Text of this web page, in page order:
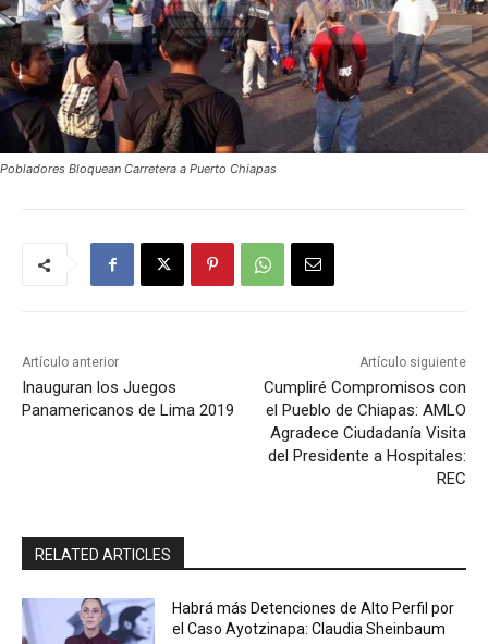
Pobladores Bloquean Carretera a Puerto Chiapas
Artículo anterior
Inauguran los Juegos
Panamericanos de Lima 2019
Artículo siguiente
Cumpliré Compromisos con
el Pueblo de Chiapas: AMLO
Agradece Ciudadanía Visita
del Presidente a Hospitales:
REC
RELATED ARTICLES
Habrá más Detenciones de Alto Perfil por
el Caso Ayotzinapa: Claudia Sheinbaum